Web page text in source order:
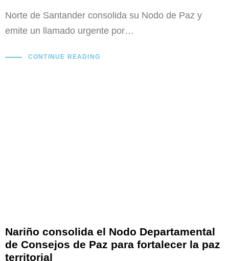
Norte de Santander consolida su Nodo de Paz y
emite un llamado urgente por…
CONTINUE READING
Nariño consolida el Nodo Departamental
de Consejos de Paz para fortalecer la paz
territorial